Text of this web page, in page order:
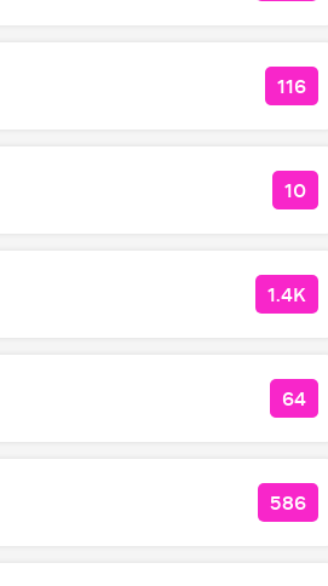
116
10
1.4K
64
586